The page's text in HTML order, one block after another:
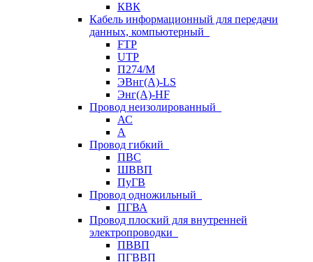
КВК
Кабель информационный для передачи
данных, компьютерный
FTP
UTP
П274/М
ЭВнг(А)-LS
Энг(А)-HF
Провод неизолированный
АС
А
Провод гибкий
ПВС
ШВВП
ПуГВ
Провод одножильный
ПГВА
Провод плоский для внутренней
электропроводки
ПВВП
ПГВВП